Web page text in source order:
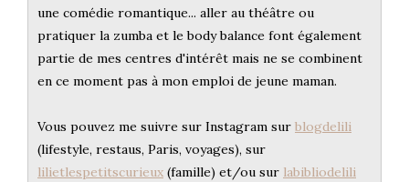
une comédie romantique... aller au théâtre ou
pratiquer la zumba et le body balance font également
partie de mes centres d'intérêt mais ne se combinent
en ce moment pas à mon emploi de jeune maman.
Vous pouvez me suivre sur Instagram sur blogdelili
(lifestyle, restaus, Paris, voyages), sur
lilietlespetitscurieux (famille) et/ou sur labibliodelili